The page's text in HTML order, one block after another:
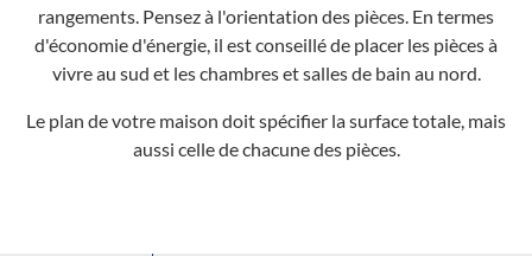
rangements. Pensez à l'orientation des pièces. En termes
d'économie d'énergie, il est conseillé de placer les pièces à
vivre au sud et les chambres et salles de bain au nord.
Le plan de votre maison doit spécifier la surface totale, mais
aussi celle de chacune des pièces.